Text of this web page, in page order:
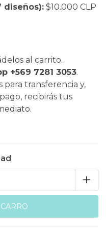
diseños): $10.000 CLP
al carrito.
+569 7281 3053.
para transferencia y,
recibirás tus
+